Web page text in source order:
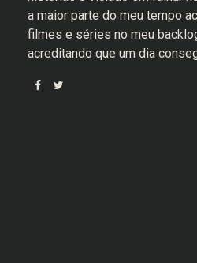
a maior parte do meu tempo
filmes e séries no meu
acreditando que um dia